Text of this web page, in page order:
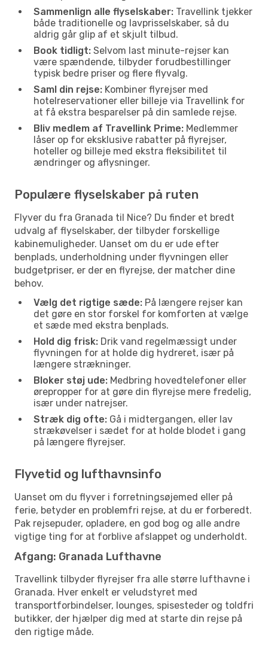
Sammenlign alle flyselskaber: Travellink tjekker
både traditionelle og lavprisselskaber, så du
aldrig går glip af et skjult tilbud.
Book tidligt: Selvom last minute-rejser kan
være spændende, tilbyder forudbestillinger
typisk bedre priser og flere flyvalg.
Saml din rejse: Kombiner flyrejser med
hotelreservationer eller billeje via Travellink for
at få ekstra besparelser på din samlede rejse.
Bliv medlem af Travellink Prime: Medlemmer
låser op for eksklusive rabatter på flyrejser,
hoteller og billeje med ekstra fleksibilitet til
ændringer og aflysninger.
Populære flyselskaber på ruten
Flyver du fra Granada til Nice? Du finder et bredt
udvalg af flyselskaber, der tilbyder forskellige
kabinemuligheder. Uanset om du er ude efter
benplads, underholdning under flyvningen eller
budgetpriser, er der en flyrejse, der matcher dine
behov.
Vælg det rigtige sæde: På længere rejser kan
det gøre en stor forskel for komforten at vælge
et sæde med ekstra benplads.
Hold dig frisk: Drik vand regelmæssigt under
flyvningen for at holde dig hydreret, især på
længere strækninger.
Bloker støj ude: Medbring hovedtelefoner eller
ørepropper for at gøre din flyrejse mere fredelig,
især under natrejser.
Stræk dig ofte: Gå i midtergangen, eller lav
strækøvelser i sædet for at holde blodet i gang
på længere flyrejser.
Flyvetid og lufthavnsinfo
Uanset om du flyver i forretningsøjemed eller på
ferie, betyder en problemfri rejse, at du er forberedt.
Pak rejsepuder, opladere, en god bog og alle andre
vigtige ting for at forblive afslappet og underholdt.
Afgang: Granada Lufthavne
Travellink tilbyder flyrejser fra alle større lufthavne i
Granada. Hver enkelt er veludstyret med
transportforbindelser, lounges, spisesteder og toldfri
butikker, der hjælper dig med at starte din rejse på
den rigtige måde.